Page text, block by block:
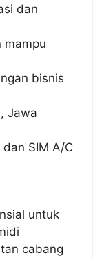
dan
mampu
bisnis
Jawa
SIM A/C
untuk
cabang